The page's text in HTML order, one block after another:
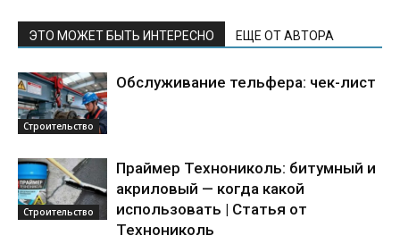
ЭТО МОЖЕТ БЫТЬ ИНТЕРЕСНО ЕЩЕ ОТ АВТОРА
Строительство
Обслуживание тельфера: чек-лист
Строительство
Праймер Технониколь: битумный и
акриловый — когда какой
использовать | Статья от
Технониколь